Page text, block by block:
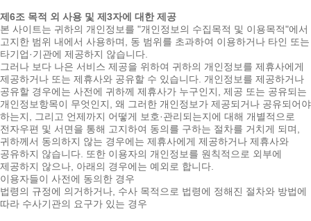
제6조 목적 외 사용 및 제3자에 대한 제공
본 사이트는 귀하의 개인정보를 "개인정보의 수집목적 및 이용목적"에서
고지한 범위 내에서 사용하며, 동 범위를 초과하여 이용하거나 타인 또는
타기업·기관에 제공하지 않습니다.
그러나 보다 나은 서비스 제공을 위하여 귀하의 개인정보를 제휴사에게
제공하거나 또는 제휴사와 공유할 수 있습니다. 개인정보를 제공하거나
공유할 경우에는 사전에 귀하께 제휴사가 누구인지, 제공 또는 공유되는
개인정보항목이 무엇인지, 왜 그러한 개인정보가 제공되거나 공유되어야
하는지, 그리고 언제까지 어떻게 보호·관리되는지에 대해 개별적으로
전자우편 및 서면을 통해 고지하여 동의를 구하는 절차를 거치게 되며,
귀하께서 동의하지 않는 경우에는 제휴사에게 제공하거나 제휴사와
공유하지 않습니다. 또한 이용자의 개인정보를 원칙적으로 외부에
제공하지 않으나, 아래의 경우에는 예외로 합니다.
이용자들이 사전에 동의한 경우
법령의 규정에 의거하거나, 수사 목적으로 법령에 정해진 절차와 방법에
따라 수사기관의 요구가 있는 경우